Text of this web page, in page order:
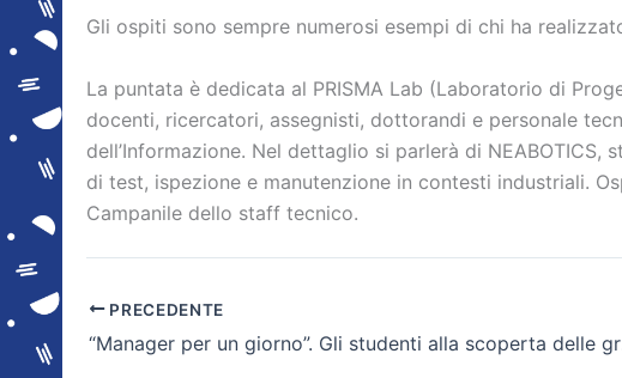
Gli ospiti sono sempre numerosi esempi di chi ha
La puntata è dedicata al PRISMA Lab (Laboratorio di
docenti, ricercatori, assegnisti, dottorandi e personale
dell’Informazione. Nel dettaglio si parlerà di
di test, ispezione e manutenzione in contesti industriali.
Campanile dello staff tecnico.
PRECEDENTE